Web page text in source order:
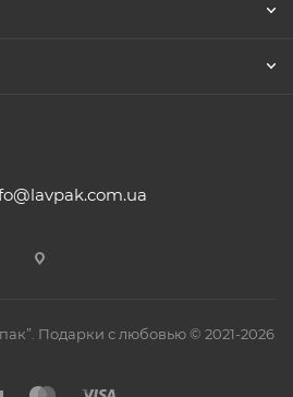
Подарки с любовью © 2021-2026